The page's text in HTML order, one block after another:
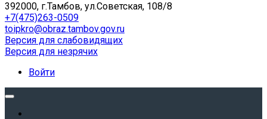
392000, г.Тамбов, ул.Советская, 108/8
+7(475)263-0509
toipkro@obraz.tambov.gov.ru
Версия для слабовидящих
Версия для незрячих
Войти